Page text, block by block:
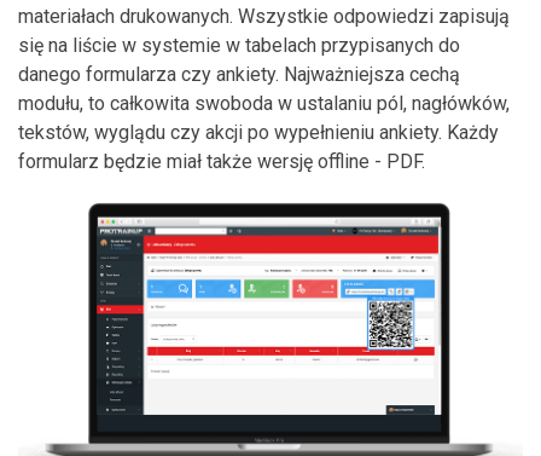
materiałach drukowanych. Wszystkie odpowiedzi zapisują
się na liście w systemie w tabelach przypisanych do
danego formularza czy ankiety. Najważniejsza cechą
modułu, to całkowita swoboda w ustalaniu pól, nagłówków,
tekstów, wyglądu czy akcji po wypełnieniu ankiety. Każdy
formularz będzie miał także wersję offline - PDF.